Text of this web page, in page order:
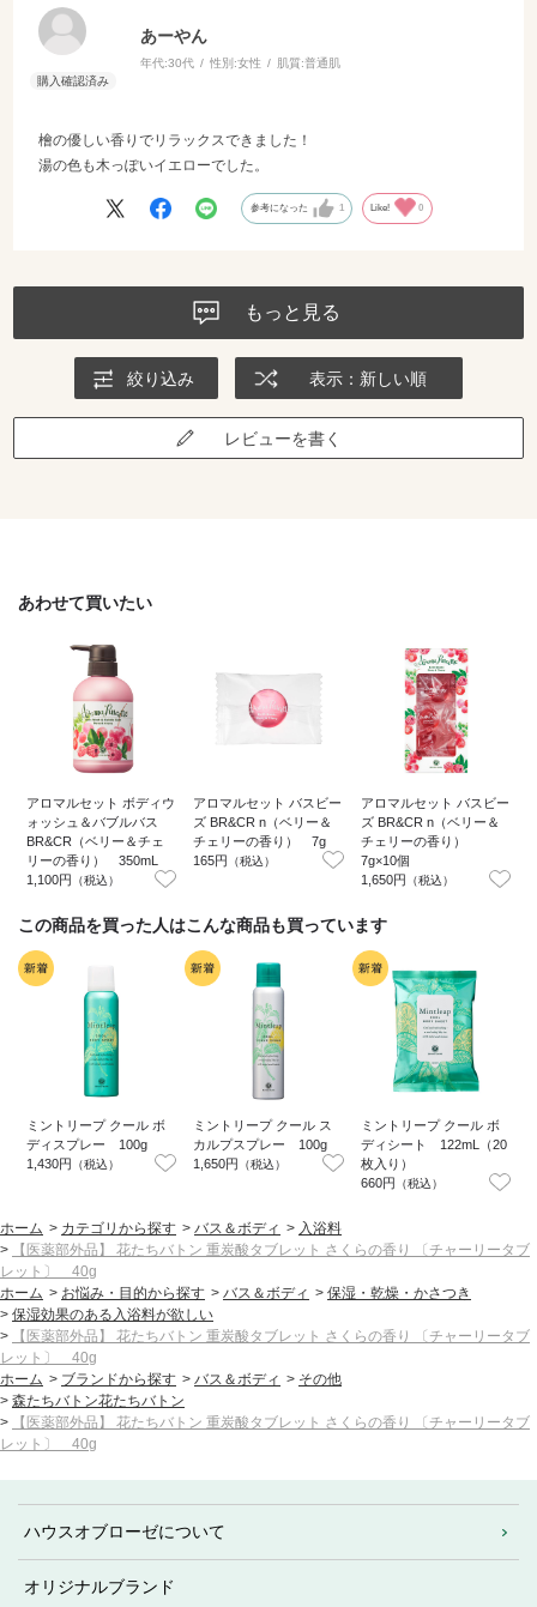
あーやん
年代:30代 性別:女性 肌質:普通肌
檜の優しい香りでリラックスできました！
湯の色も木っぽいイエローでした。
参考になった 1 Like! 0
もっと見る
絞り込み 表示：新しい順
レビューを書く
あわせて買いたい
アロマルセット ボディウ
ォッシュ＆バブルバス
BR&CR（ベリー＆チェ
リーの香り） 350mL
1,100円 （税込）
アロマルセット バスビー
ズ BR&CR n（ベリー＆
チェリーの香り） 7g
165円
（税込）
アロマルセット バスビー
ズ BR&CR n（ベリー＆
チェリーの香り）
7g×10個
1,650円 （税込）
この商品を買った人はこんな商品も買っています
ミントリープ クール ボ
ディスプレー 100g
1,430円
（税込）
ミントリープ クール ス
カルプスプレー 100g
1,650円
（税込）
ミントリープ クール ボ
ディシート 122mL（20
枚入り）
660円
（税込）
ホーム > カテゴリから探す > バス＆ボディ > 入浴料
>
【医薬部外品】 花たちバトン 重炭酸タブレット さくらの香り 〔チャーリータブ
レット〕 40g
ホーム > お悩み・目的から探す > バス＆ボディ > 保湿・乾燥・かさつき
> 保湿効果のある入浴料が欲しい
>
【医薬部外品】 花たちバトン 重炭酸タブレット さくらの香り 〔チャーリータブ
レット〕 40g
ホーム > ブランドから探す > バス＆ボディ > その他
> 森たちバトン花たちバトン
>
【医薬部外品】 花たちバトン 重炭酸タブレット さくらの香り 〔チャーリータブ
レット〕 40g
ハウスオブローゼについて
オリジナルブランド